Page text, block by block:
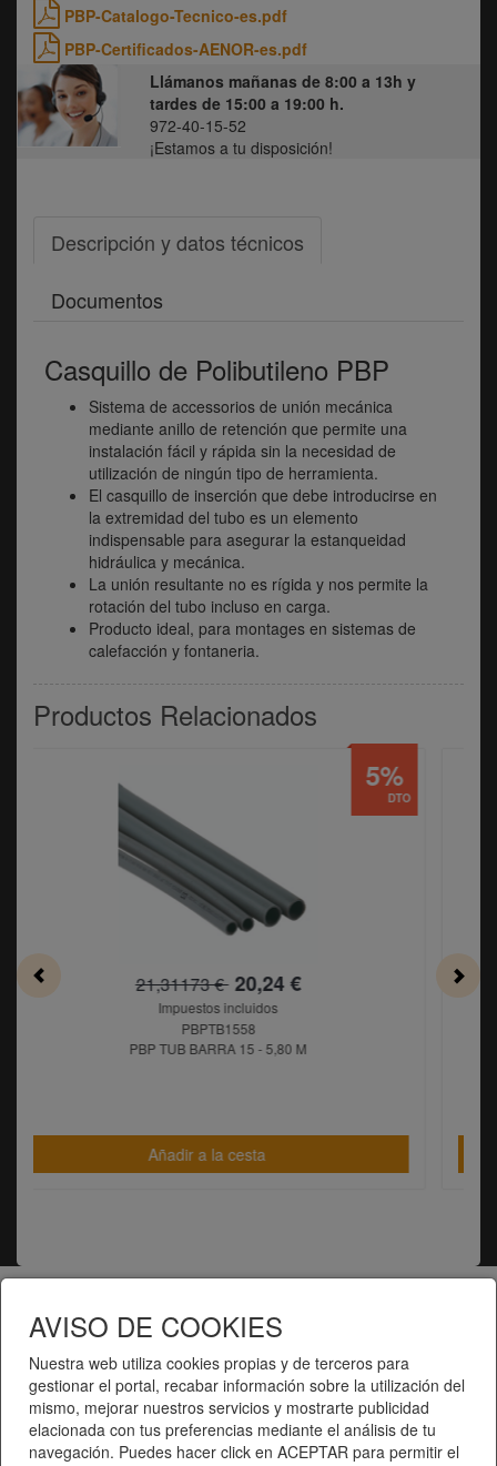
AVISO DE COOKIES
Nuestra web utiliza cookies propias y de terceros para
gestionar el portal, recabar información sobre la utilización del
mismo, mejorar nuestros servicios y mostrarte publicidad
elacionada con tus preferencias mediante el análisis de tu
navegación. Puedes hacer click en ACEPTAR para permitir el
PBP-Catalogo-Tecnico-es.pdf
PBP-Certificados-AENOR-es.pdf
Llámanos mañanas de 8:00 a 13h y
tardes de 15:00 a 19:00 h.
972-40-15-52
¡Estamos a tu disposición!
Descripción y datos técnicos
Documentos
Casquillo de Polibutileno PBP
Sistema de accessorios de unión mecánica
mediante anillo de retención que permite una
instalación fácil y rápida sin la necesidad de
utilización de ningún tipo de herramienta.
El casquillo de inserción que debe introducirse en
la extremidad del tubo es un elemento
indispensable para asegurar la estanqueidad
hidráulica y mecánica.
La unión resultante no es rígida y nos permite la
rotación del tubo incluso en carga.
Producto ideal, para montages en sistemas de
calefacción y fontaneria.
Productos Relacionados
€
DTO
5%
11,16 €
Telematel eCommerce v14.3.31 © 2026
Telematel S.L.